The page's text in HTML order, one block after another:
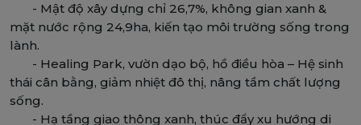
- Mật độ xây dựng chỉ 26,7%, không gian xanh &
mặt nước rộng 24,9ha, kiến tạo môi trường sống trong
lành.
- Healing Park, vườn dạo bộ, hồ điều hòa – Hệ sinh
thái cân bằng, giảm nhiệt đô thị, nâng tầm chất lượng
sống.
- Hạ tầng giao thông xanh, thúc đẩy xu hướng di